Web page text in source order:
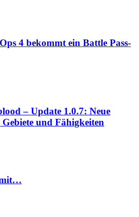
4 bekommt ein Battle Pass-
– Update 1.0.7: Neue
und Fähigkeiten
mit…